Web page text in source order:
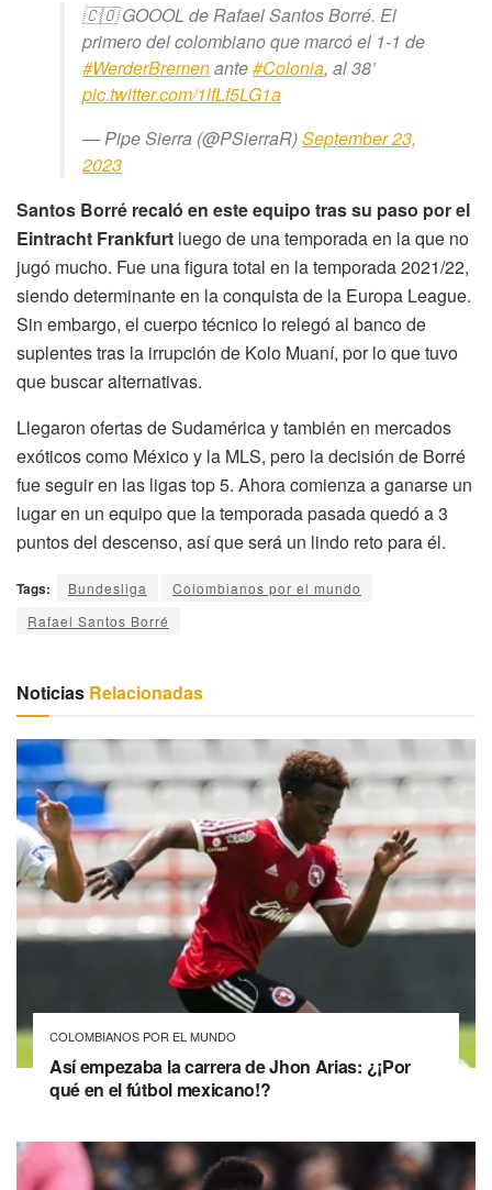
🇨🇴 GOOOL de Rafael Santos Borré. El
primero del colombiano que marcó el 1-1 de
#WerderBremenante#Colonia, al 38’
pic.twitter.com/1lfLf5LG1a
— Pipe Sierra (@PSierraR)September 23,
2023
Santos Borré recaló en este equipo tras su paso por el
Eintracht Frankfurt luego de una temporada en la que no
jugó mucho. Fue una figura total en la temporada 2021/22,
siendo determinante en la conquista de la Europa League.
Sin embargo, el cuerpo técnico lo relegó al banco de
suplentes tras la irrupción de Kolo Muaní, por lo que tuvo
que buscar alternativas.
Llegaron ofertas de Sudamérica y también en mercados
exóticos como México y la MLS, pero la decisión de Borré
fue seguir en las ligas top 5. Ahora comienza a ganarse un
lugar en un equipo que la temporada pasada quedó a 3
puntos del descenso, así que será un lindo reto para él.
Tags: Bundesliga
Colombianos por el mundo
Rafael Santos Borré
Noticias Relacionadas
COLOMBIANOS POR EL MUNDO
Así empezaba la carrera de Jhon Arias: ¿¡Por
qué en el fútbol mexicano!?